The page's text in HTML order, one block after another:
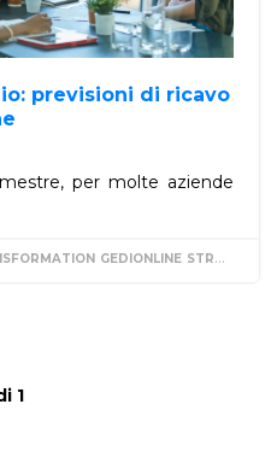
previsioni di ricavo
per molte aziende
GEDIONLINE STRATEGIAAZIENDALE
1